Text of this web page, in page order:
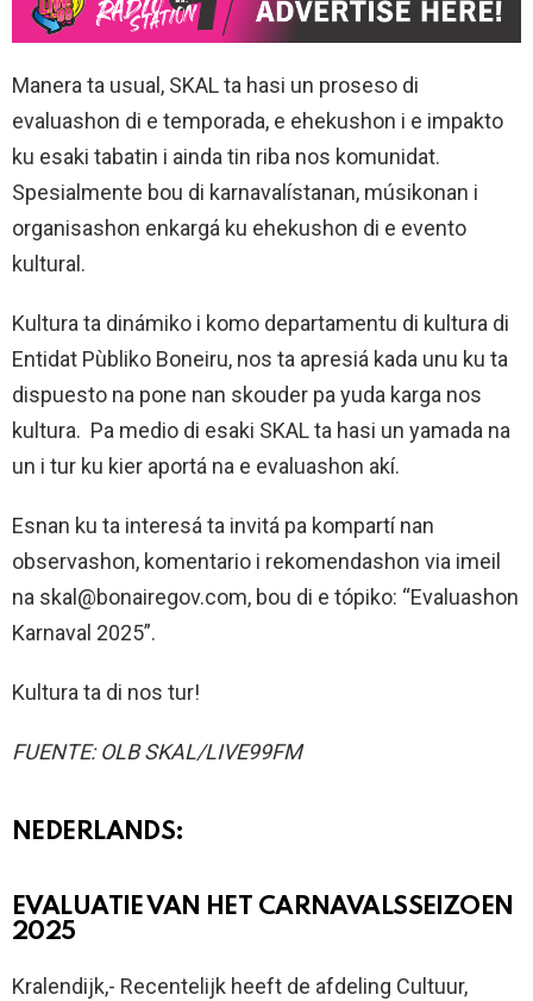
Manera ta usual, SKAL ta hasi un proseso di
evaluashon di e temporada, e ehekushon i e impakto
ku esaki tabatin i ainda tin riba nos komunidat.
Spesialmente bou di karnavalístanan, músikonan i
organisashon enkargá ku ehekushon di e evento
kultural.
Kultura ta dinámiko i komo departamentu di kultura di
Entidat Pùbliko Boneiru, nos ta apresiá kada unu ku ta
dispuesto na pone nan skouder pa yuda karga nos
kultura. Pa medio di esaki SKAL ta hasi un yamada na
un i tur ku kier aportá na e evaluashon akí.
Esnan ku ta interesá ta invitá pa kompartí nan
observashon, komentario i rekomendashon via imeil
na skal@bonairegov.com, bou di e tópiko: “Evaluashon
Karnaval 2025”.
Kultura ta di nos tur!
FUENTE: OLB SKAL/LIVE99FM
NEDERLANDS:
EVALUATIE VAN HET CARNAVALSSEIZOEN
2025
Kralendijk,- Recentelijk heeft de afdeling Cultuur,